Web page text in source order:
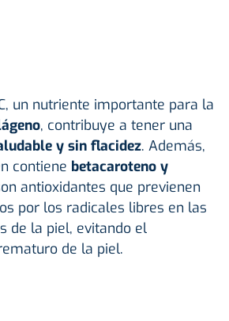
un nutriente importante para la
, contribuye a tener una
y sin flacidez. Además,
contiene betacaroteno y
antioxidantes que previenen
por los radicales libres en las
de la piel, evitando el
de la piel.